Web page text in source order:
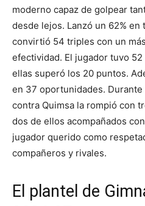
moderno capaz de golpear
desde lejos. Lanzó un 62%
convirtió 54 triples con un
efectividad. El jugador tuvo
ellas superó los 20 puntos.
en 37 oportunidades.
contra Quimsa la rompió con
dos de ellos acompañados
jugador querido como
compañeros y rivales.
El plantel de